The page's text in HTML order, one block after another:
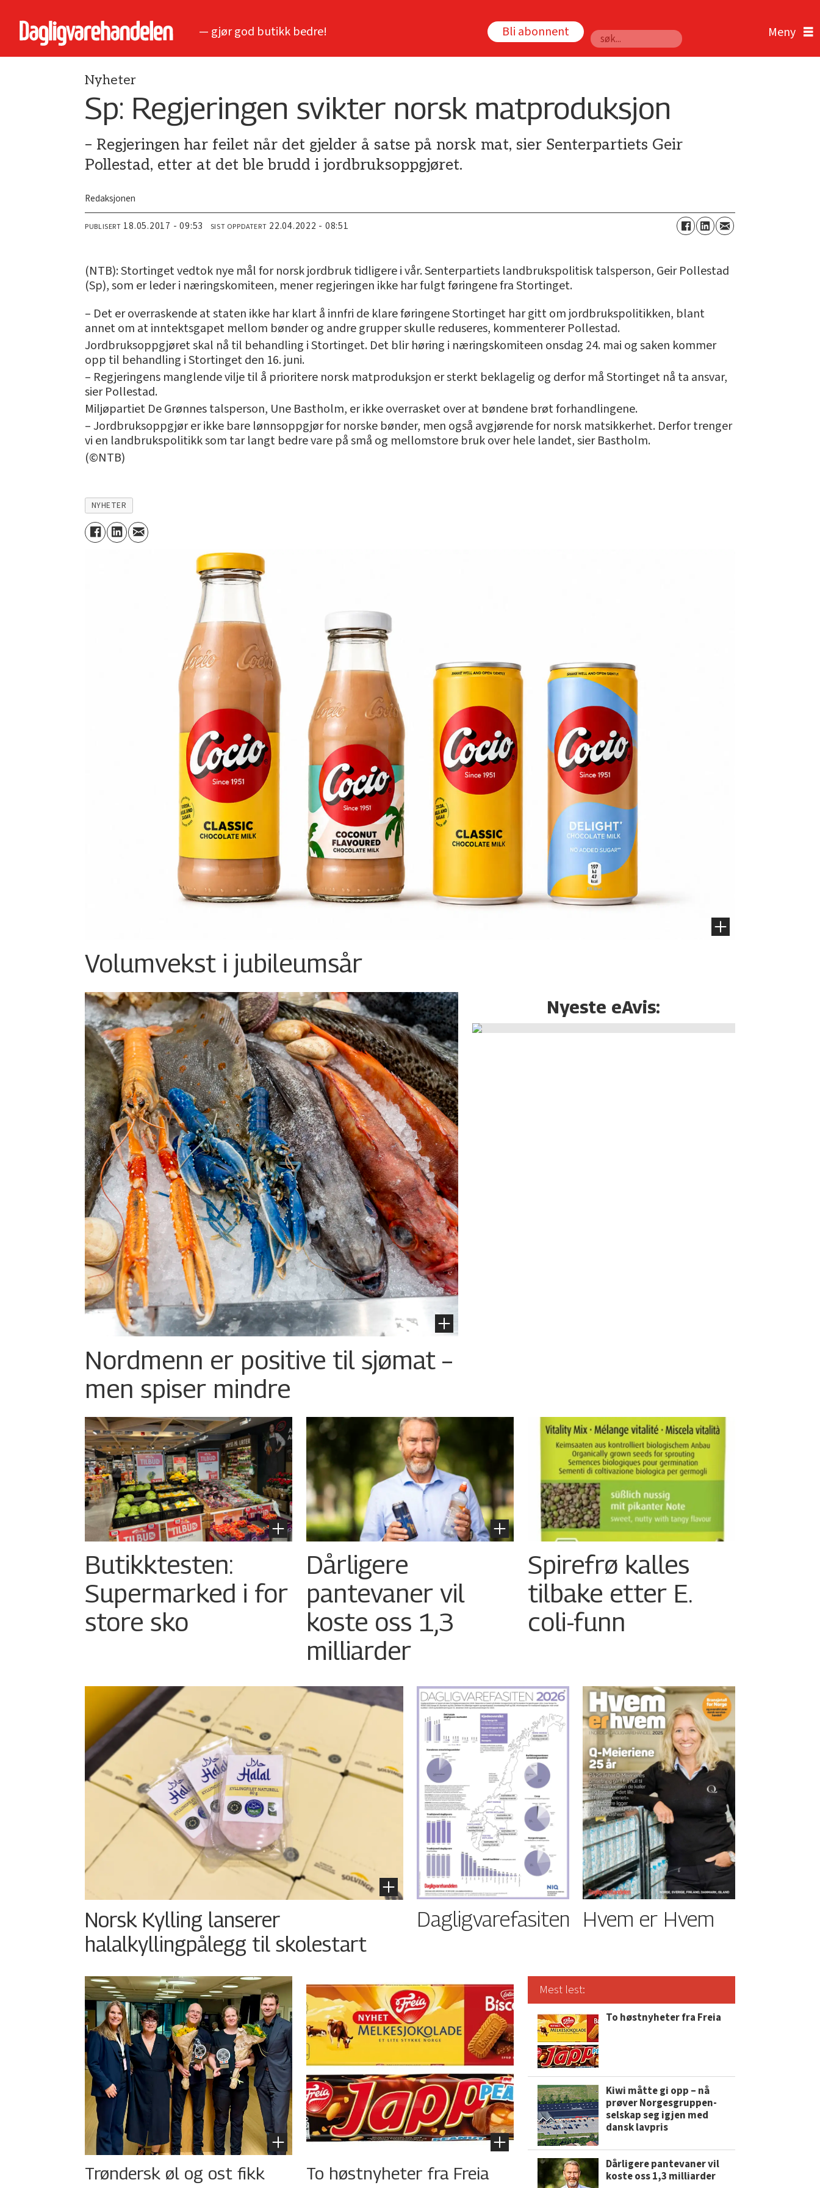
— gjør god butikk bedre! Bli abonnent
Søk
Nyheter
Sp: Regjeringen svikter norsk matproduksjon
– Regjeringen har feilet når det gjelder å satse på norsk mat, sier Senterpartiets Geir
Pollestad, etter at det ble brudd i jordbruksoppgjøret.
Redaksjonen
PUBLISERT 18.05.2017 - 09:53 SIST OPPDATERT 22.04.2022 - 08:51
(NTB): Stortinget vedtok nye mål for norsk jordbruk tidligere i vår. Senterpartiets landbrukspolitisk talsperson, Geir Pollestad
(Sp), som er leder i næringskomiteen, mener regjeringen ikke har fulgt føringene fra Stortinget.
– Det er overraskende at staten ikke har klart å innfri de klare føringene Stortinget har gitt om jordbrukspolitikken, blant
annet om at inntektsgapet mellom bønder og andre grupper skulle reduseres, kommenterer Pollestad.
Jordbruksoppgjøret skal nå til behandling i Stortinget. Det blir høring i næringskomiteen onsdag 24. mai og saken kommer
opp til behandling i Stortinget den 16. juni.
– Regjeringens manglende vilje til å prioritere norsk matproduksjon er sterkt beklagelig og derfor må Stortinget nå ta ansvar,
sier Pollestad.
Miljøpartiet De Grønnes talsperson, Une Bastholm, er ikke overrasket over at bøndene brøt forhandlingene.
– Jordbruksoppgjør er ikke bare lønnsoppgjør for norske bønder, men også avgjørende for norsk matsikkerhet. Derfor trenger
vi en landbrukspolitikk som tar langt bedre vare på små og mellomstore bruk over hele landet, sier Bastholm.
(©NTB)
NYHETER
Volumvekst i jubileumsår
Nordmenn er positive til sjømat –
men spiser mindre
Nyeste eAvis:
Butikktesten:
Supermarked i for
store sko
Dårligere
pantevaner vil
koste oss 1,3
milliarder
Spirefrø kalles
tilbake etter E.
coli-funn
Norsk Kylling lanserer
halalkyllingpålegg til skolestart
Dagligvarefasiten Hvem er Hvem
Trøndersk øl og ost fikk
To høstnyheter fra Freia
Mest lest:
To høstnyheter fra Freia
Kiwi måtte gi opp – nå
prøver Norgesgruppen-
selskap seg igjen med
dansk lavpris
Dårligere pantevaner vil
koste oss 1,3 milliarder